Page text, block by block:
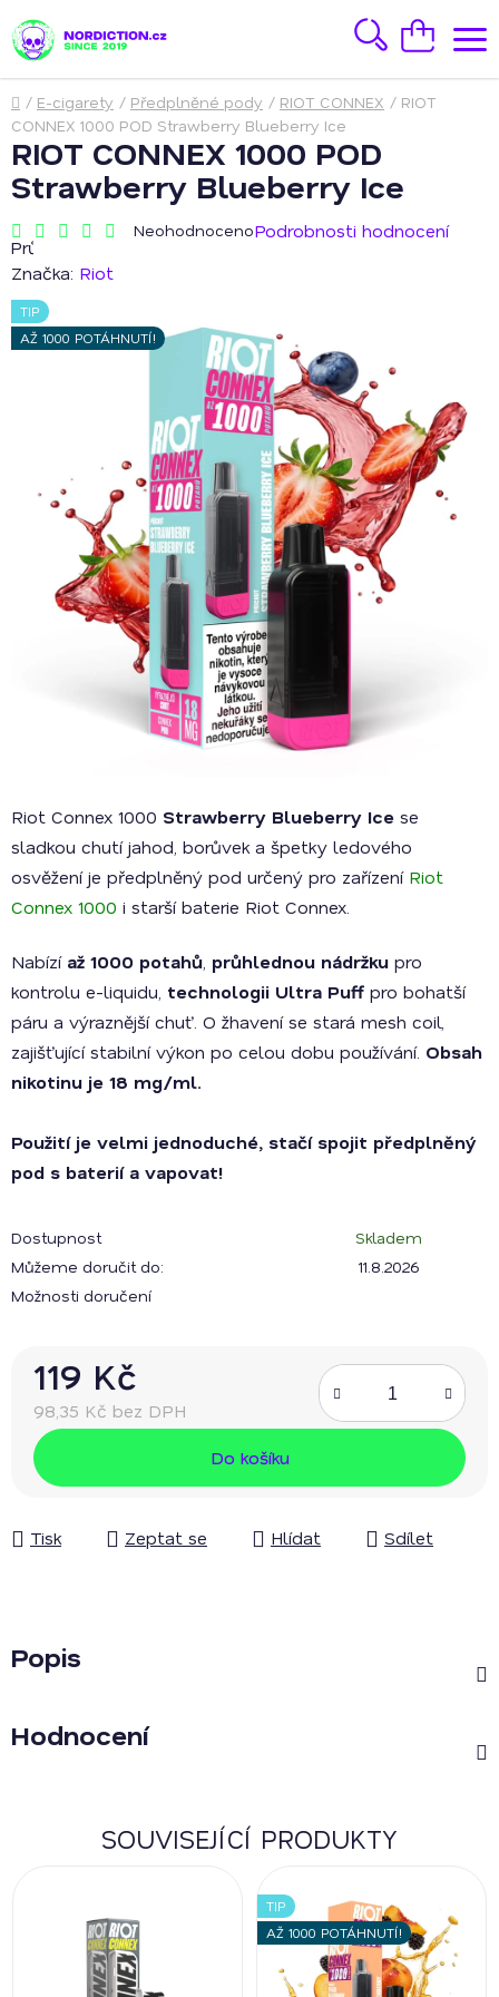
na
obsah
HledatNákupní
košík
Domů
/ E-cigarety / Předplněné pody / RIOT CONNEX / RIOT
CONNEX 1000 POD Strawberry Blueberry Ice
Riot Connex 1000 Strawberry Blueberry Ice se
sladkou chutí jahod, borůvek a špetky ledového
osvěžení je předplněný pod určený pro zařízení Riot
Connex 1000 i starší baterie Riot Connex.
Nabízí až 1000 potahů průhlednou nádržku pro
kontrolu e-liquidu, technologii Ultra Puff pro bohatší
páru a výraznější chuť. O žhavení se stará mesh coil,
zajišťující stabilní výkon po celou dobu používání. Obsah
nikotinu je 18 mg/ml.
Použití je velmi jednoduché, stačí spojit předplněný
pod s baterií a vapovat!
Dostupnost
Skladem
Můžeme doručit do:
11.8.2026
Možnosti doručení
119 Kč
98,35 Kč bez DPH
Měrná cena:
Do košíku
Tisk Zeptat se Hlídat Sdílet
RIOT CONNEX 1000 POD
Strawberry Blueberry Ice
Průměrné
hodnocení
produktu
je
0,0
5
NeohodnocenoPodrobnosti hodnocení
Značka: Riot
TIP
AŽ 1000 POTÁHNUTÍ!
Popis
Hodnocení
SOUVISEJÍCÍ PRODUKTY
TIP
AŽ 1000 POTÁHNUTÍ!